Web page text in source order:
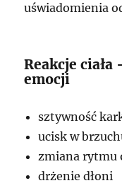
uświadomienia
Reakcje
emocji
sztywność
ucisk w
zmiana rytmu
drżenie dłoni